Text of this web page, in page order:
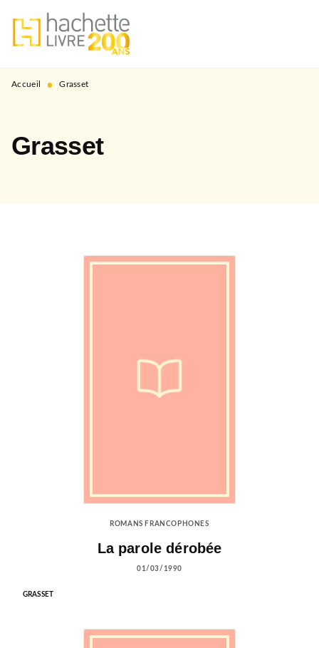
MENU RECHERCHE
PIED DE PAGE
Accueil • Grasset
Grasset
ROMANS FRANCOPHONES
La parole dérobée
01/03/1990
GRASSET